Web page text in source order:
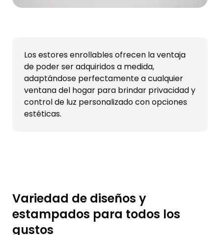
Los estores enrollables ofrecen la ventaja
de poder ser adquiridos a medida,
adaptándose perfectamente a cualquier
ventana del hogar para brindar privacidad y
control de luz personalizado con opciones
estéticas.
Variedad de diseños y
estampados para todos los
gustos